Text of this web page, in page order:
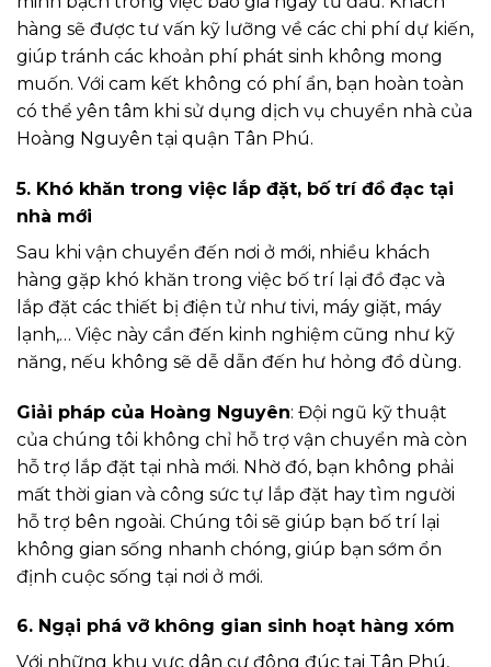
hàng sẽ được tư vấn kỹ lưỡng về các chi phí dự kiến,
giúp tránh các khoản phí phát sinh không mong
muốn. Với cam kết không có phí ẩn, bạn hoàn toàn
có thể yên tâm khi sử dụng dịch vụ chuyển nhà của
Hoàng Nguyên tại quận Tân Phú.
5. Khó khăn trong việc lắp đặt, bố trí đồ đạc tại
nhà mới
Sau khi vận chuyển đến nơi ở mới, nhiều khách
hàng gặp khó khăn trong việc bố trí lại đồ đạc và
lắp đặt các thiết bị điện tử như tivi, máy giặt, máy
lạnh,… Việc này cần đến kinh nghiệm cũng như kỹ
năng, nếu không sẽ dễ dẫn đến hư hỏng đồ dùng.
Giải pháp của Hoàng Nguyên: Đội ngũ kỹ thuật
của chúng tôi không chỉ hỗ trợ vận chuyển mà còn
hỗ trợ lắp đặt tại nhà mới. Nhờ đó, bạn không phải
mất thời gian và công sức tự lắp đặt hay tìm người
hỗ trợ bên ngoài. Chúng tôi sẽ giúp bạn bố trí lại
không gian sống nhanh chóng, giúp bạn sớm ổn
định cuộc sống tại nơi ở mới.
6. Ngại phá vỡ không gian sinh hoạt hàng xóm
Với những khu vực dân cư đông đúc tại Tân Phú,